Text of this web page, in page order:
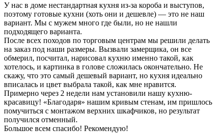
У нас в доме нестандартная кухня из-за короба и выступов,
поэтому готовые кухни (хоть они и дешевле) — это не наш
вариант. Мы с мужем много где были, но не нашли
подходящего варианта.
После всех походов по торговым центрам мы решили делать
на заказ под наши размеры. Вызвали замерщика, он все
обмерил, посчитал, нарисовал кухню именно такой, как
хотелось, и картинка в голове сложилась окончательно. Не
скажу, что это самый дешевый вариант, но кухня идеально
вписалась и цвет выбрала такой, как мне нравится.
Примерно через 2 недели нам установили нашу кухню-
красавицу! «Благодаря» нашим кривым стенам, им пришлось
помучиться с монтажом верхних шкафчиков, но результат
получился отменный.
Большое всем спасибо! Рекомендую!